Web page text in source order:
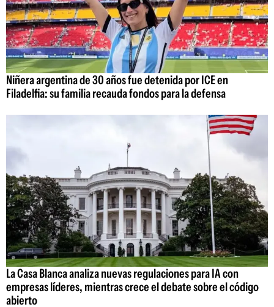
Niñera argentina de 30 años fue detenida por ICE en
Filadelfia: su familia recauda fondos para la defensa
La Casa Blanca analiza nuevas regulaciones para IA con
empresas líderes, mientras crece el debate sobre el código
abierto